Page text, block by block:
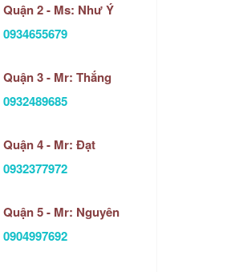
Quận 2 - Ms: Như Ý
0934655679
Quận 3 - Mr: Thắng
0932489685
Quận 4 - Mr: Đạt
0932377972
Quận 5 - Mr: Nguyên
0904997692